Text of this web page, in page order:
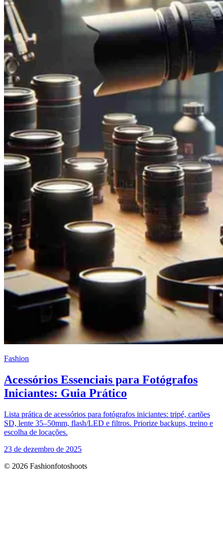
Fashion
Acessórios Essenciais para Fotógrafos
Iniciantes: Guia Prático
Lista prática de acessórios para fotógrafos iniciantes: tripé, cartões
SD, lente 35–50mm, flash/LED e filtros. Priorize backups, treino e
escolha de locações.
23 de dezembro de 2025
© 2026 Fashionfotoshoots